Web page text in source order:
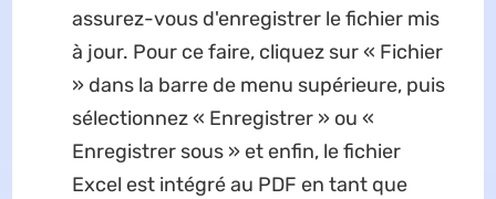
assurez-vous d'enregistrer le fichier mis
à jour. Pour ce faire, cliquez sur « Fichier
» dans la barre de menu supérieure, puis
sélectionnez « Enregistrer » ou «
Enregistrer sous » et enfin, le fichier
Excel est intégré au PDF en tant que